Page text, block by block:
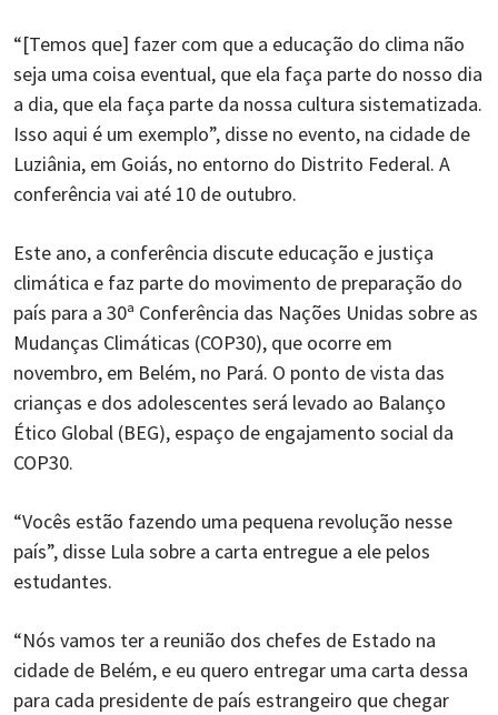
“[Temos que] fazer com que a educação do clima não
seja uma coisa eventual, que ela faça parte do nosso dia
a dia, que ela faça parte da nossa cultura sistematizada.
Isso aqui é um exemplo”, disse no evento, na cidade de
Luziânia, em Goiás, no entorno do Distrito Federal. A
conferência vai até 10 de outubro.
Este ano, a conferência discute educação e justiça
climática e faz parte do movimento de preparação do
país para a 30ª Conferência das Nações Unidas sobre as
Mudanças Climáticas (COP30), que ocorre em
novembro, em Belém, no Pará. O ponto de vista das
crianças e dos adolescentes será levado ao Balanço
Ético Global (BEG), espaço de engajamento social da
COP30.
“Vocês estão fazendo uma pequena revolução nesse
país”, disse Lula sobre a carta entregue a ele pelos
estudantes.
“Nós vamos ter a reunião dos chefes de Estado na
cidade de Belém, e eu quero entregar uma carta dessa
para cada presidente de país estrangeiro que chegar